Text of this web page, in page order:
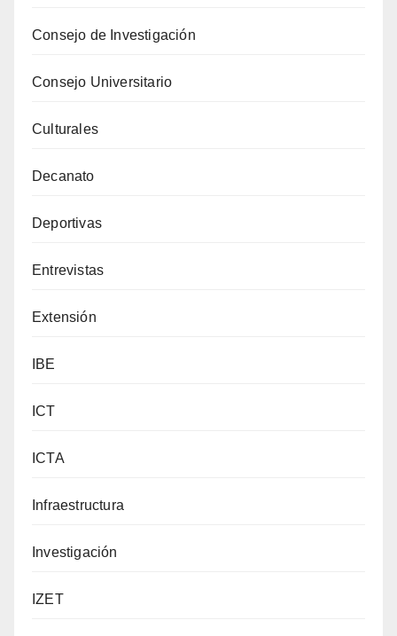
Consejo de Investigación
Consejo Universitario
Culturales
Decanato
Deportivas
Entrevistas
Extensión
IBE
ICT
ICTA
Infraestructura
Investigación
IZET